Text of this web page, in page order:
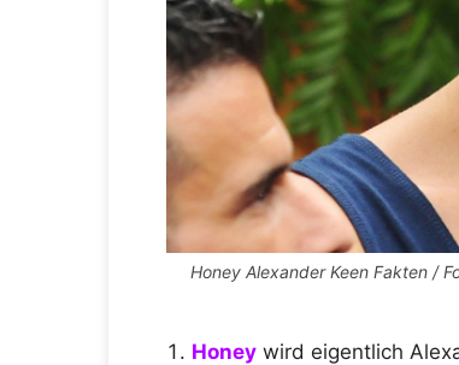
Honey Alexander Keen Fakten /
Honey wird eigentlich